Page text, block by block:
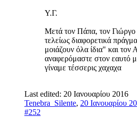
Υ.Γ.
Mετά τον Πάπα, τον
τελείως διαφορετικά
μοιάζουν όλα ίδια" και τον
αναφερόμαστε στον εαυτό
γίναμε τέσσερις χαχαχα
Last edited: 20 Ιανουαρίου 2016
Tenebra_Silente, 20 Ιανουαρίου
#252